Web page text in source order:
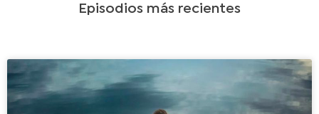
Episodios más recientes